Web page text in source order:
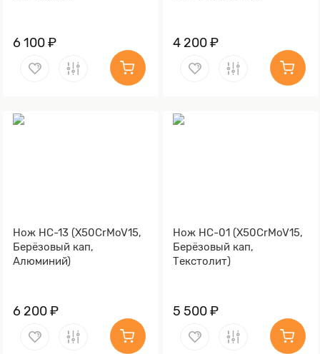
6 100 ₽ 4 200 ₽
Нож НС-13 (X50CrMoV15,
Берёзовый кап,
Алюминий)
6 200 ₽
Нож НС-01 (X50CrMoV15,
Берёзовый кап,
Текстолит)
5 500 ₽